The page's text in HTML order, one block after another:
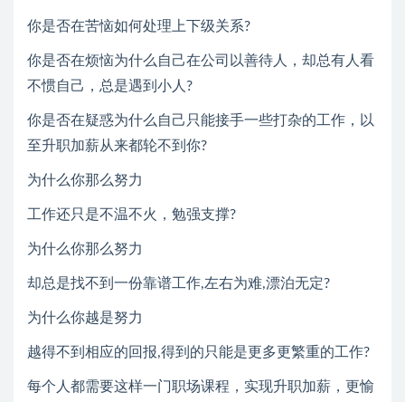
你是否在苦恼如何处理上下级关系?
你是否在烦恼为什么自己在公司以善待人，却总有人看
不惯自己，总是遇到小人?
你是否在疑惑为什么自己只能接手一些打杂的工作，以
至升职加薪从来都轮不到你?
为什么你那么努力
工作还只是不温不火，勉强支撑?
为什么你那么努力
却总是找不到一份靠谱工作,左右为难,漂泊无定?
为什么你越是努力
越得不到相应的回报,得到的只能是更多更繁重的工作?
每个人都需要这样一门职场课程，实现升职加薪，更愉